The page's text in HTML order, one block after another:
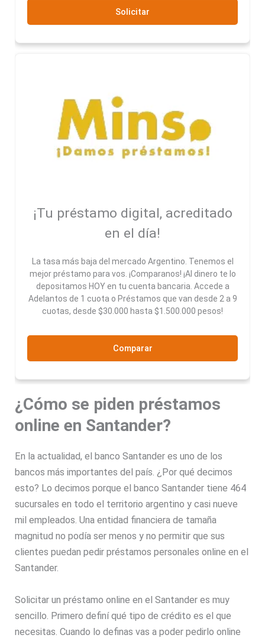
Solicitar
¡Tu préstamo digital, acreditado
en el día!
La tasa más baja del mercado Argentino. Tenemos el
mejor préstamo para vos. ¡Comparanos! ¡Al dinero te lo
depositamos HOY en tu cuenta bancaria. Accede a
Adelantos de 1 cuota o Préstamos que van desde 2 a 9
cuotas, desde $30.000 hasta $1.500.000 pesos!
Comparar
¿Cómo se piden préstamos
online en Santander?
En la actualidad, el banco Santander es uno de los
bancos más importantes del país. ¿Por qué decimos
esto? Lo decimos porque el banco Santander tiene 464
sucursales en todo el territorio argentino y casi nueve
mil empleados. Una entidad financiera de tamaña
magnitud no podía ser menos y no permitir que sus
clientes puedan pedir préstamos personales online en el
Santander.
Solicitar un préstamo online en el Santander es muy
sencillo. Primero definí qué tipo de crédito es el que
necesitas. Cuando lo definas vas a poder pedirlo online